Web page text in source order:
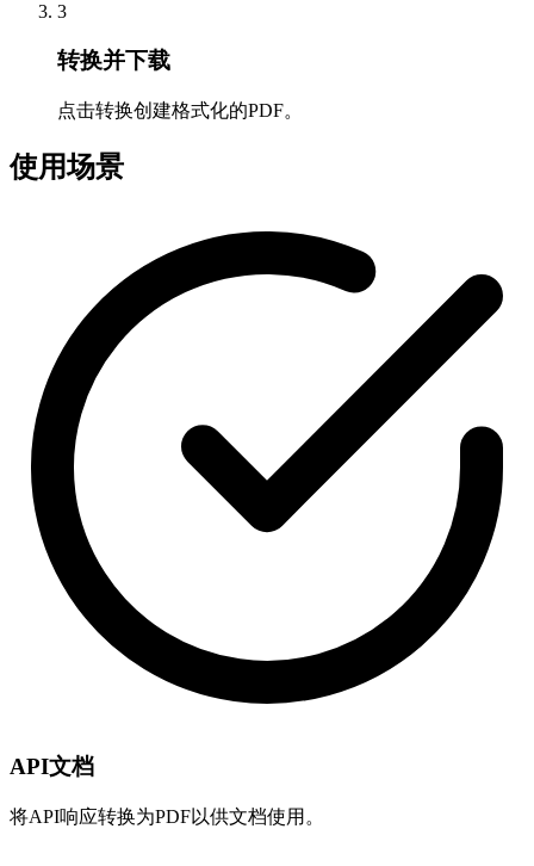
3
转换并下载
点击转换创建格式化的PDF。
使用场景
API文档
将API响应转换为PDF以供文档使用。